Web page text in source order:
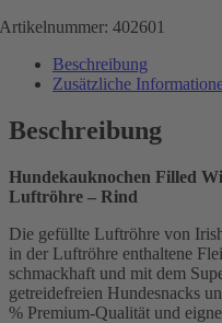
Artikelnummer: 402601
Beschreibung
Zusätzliche
Beschreibung
Hundekauknochen Filled
Luftröhre – Rind
Die gefüllte Luftröhre von
in der Luftröhre enthaltene
schmackhaft und mit dem
getreidefreien Hundesnacks
% Premium-Qualität und